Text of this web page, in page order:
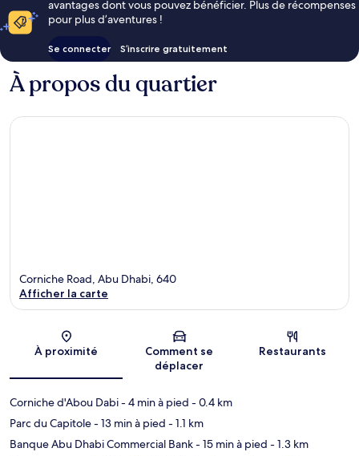
avantages dont vous pouvez bénéficier. Plus de récompenses
pour plus d’aventures !
Se connecter S’inscrire gratuitement
À propos du quartier
Carte
Corniche Road, Abu Dhabi, 640
Afficher la carte
À proximité
Comment se
déplacer
Restaurants
Corniche d'Abou Dabi- 4 min à pied - 0.4 km
Parc du Capitole- 13 min à pied - 1.1 km
Banque Abu Dhabi Commercial Bank- 15 min à pied - 1.3 km